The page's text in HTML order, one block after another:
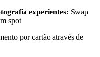
experientes: Swap
spot
por cartão através de